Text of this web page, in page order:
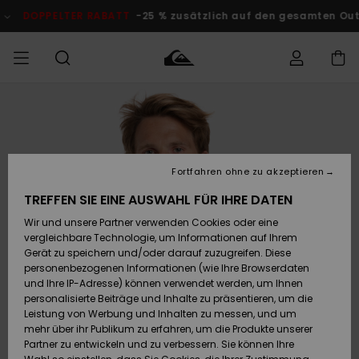
Produktinformation
DOPPELTER RABATT -25 % zusätzlich auf den gesamten
Kleidung
Accessoires
Schuhe&
Flip-Flops
Surf
Snow
JUNGEN
Kleidung
Accessoires
Schuhe&
Flip-Flops
Surf
Snow
FRAUEN
Shop
Brandneu
Highlights
Snow
SURF
Surf Shop
Männer
Kinder
Highlights
Community
SNOW
Snow Shop
Männer
Kinder
Snow Shop
Damen
Highlights
DOPPELTER
RABATT
Outlet
Herren
KINDER
Outlet
Frauen
Auf meine
Bestellung
Versand
Retouren
Bezahlung
Geschenkkarte
Quiksilver
TREFFEN SIE EINE AUSWAHL FÜR IHRE DATEN
Wir und unsere Partner verwenden Cookies oder eine
vergleichbare Technologie, um Informationen auf Ihrem
Gerät zu speichern und/oder darauf zuzugreifen. Diese
personenbezogenen Informationen (wie Ihre Browserdaten
und Ihre IP-Adresse) können verwendet werden, um Ihnen
personalisierte Beiträge und Inhalte zu präsentieren, um die
Leistung von Werbung und Inhalten zu messen, und um
mehr über ihr Publikum zu erfahren, um die Produkte unserer
Partner zu entwickeln und zu verbessern. Sie können Ihre
Fortfahren ohne zu akzeptieren